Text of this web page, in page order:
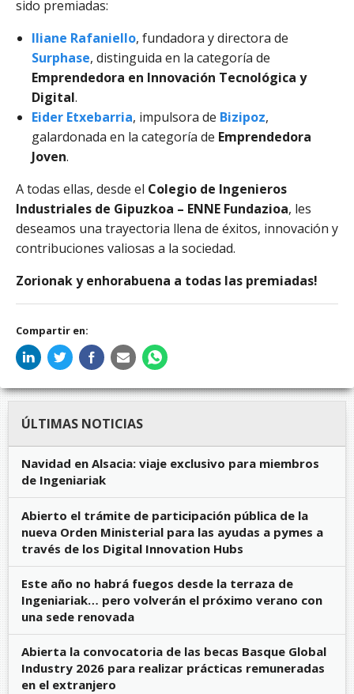
sido premiadas:
Iliane Rafaniello, fundadora y directora de
Surphase, distinguida en la categoría de
Emprendedora en Innovación Tecnológica y
Digital.
Eider Etxebarria, impulsora de Bizipoz,
galardonada en la categoría de Emprendedora
Joven.
A todas ellas, desde el Colegio de Ingenieros
Industriales de Gipuzkoa – ENNE Fundazioa, les
deseamos una trayectoria llena de éxitos, innovación y
contribuciones valiosas a la sociedad.
Zorionak y enhorabuena a todas las premiadas!
Compartir en:
ÚLTIMAS NOTICIAS
Navidad en Alsacia: viaje exclusivo para miembros
de Ingeniariak
Abierto el trámite de participación pública de la
nueva Orden Ministerial para las ayudas a pymes a
través de los Digital Innovation Hubs
Este año no habrá fuegos desde la terraza de
Ingeniariak… pero volverán el próximo verano con
una sede renovada
Abierta la convocatoria de las becas Basque Global
Industry 2026 para realizar prácticas remuneradas
en el extranjero